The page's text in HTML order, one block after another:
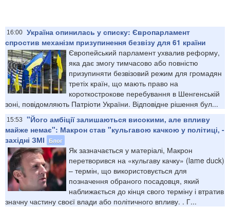
16:00 Україна опинилась у списку: Європарламент
спростив механізм призупинення безвізу для 61 країни
Європейський парламент ухвалив реформу,
яка дає змогу тимчасово або повністю
призупиняти безвізовий режим для громадян
третіх країн, що мають право на
короткострокове перебування в Шенгенській
зоні, повідомляють Патріоти України. Відповідне рішення бул...
15:53
"Його амбіції залишаються високими, але впливу
майже немає": Макрон став "кульгавою качкою у політиці, -
західні ЗМІ
Блог
Як зазначається у матеріалі, Макрон
перетворився на «кульгаву качку» (lame duck)
– термін, що використовується для
позначення обраного посадовця, який
наближається до кінця свого терміну і втратив
значну частину своєї влади або політичного впливу. . Г...